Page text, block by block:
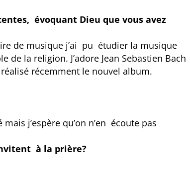
évoquant Dieu que vous avez
de musique j’ai pu étudier la musique
la religion. J’adore Jean Sebastien Bach
récemment le nouvel album.
j’espère qu’on n’en écoute pas
à la prière?